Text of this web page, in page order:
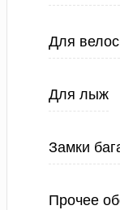
Для
Для лыж
Замки
Прочее